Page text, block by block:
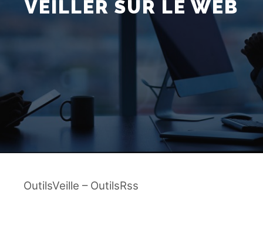
VEILLER SUR LE WEB
OutilsVeille – OutilsRss